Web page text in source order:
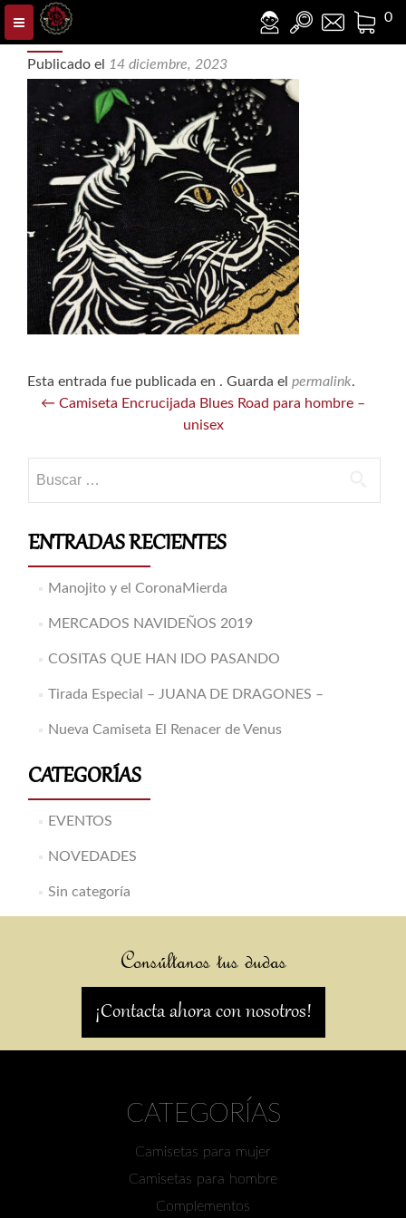
0
Detalle gato camiseta encrucijada blues
road
Publicado el 14 diciembre, 2023
Esta entrada fue publicada en . Guarda el permalink.
Navegación
← Camiseta Encrucijada Blues Road para hombre –
unisex
ENTRADAS RECIENTES
Manojito y el CoronaMierda
MERCADOS NAVIDEÑOS 2019
COSITAS QUE HAN IDO PASANDO
Tirada Especial – JUANA DE DRAGONES –
Nueva Camiseta El Renacer de Venus
CATEGORÍAS
EVENTOS
NOVEDADES
Sin categoría
Consúltanos tus dudas
¡Contacta ahora con nosotros!
CATEGORÍAS
Camisetas para mujer
Camisetas para hombre
Complementos